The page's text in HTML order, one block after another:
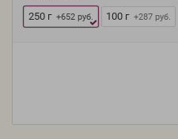
250 г +652 руб. 100 г +287 руб.